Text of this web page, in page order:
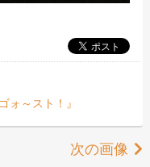
～スト！』
次の画像